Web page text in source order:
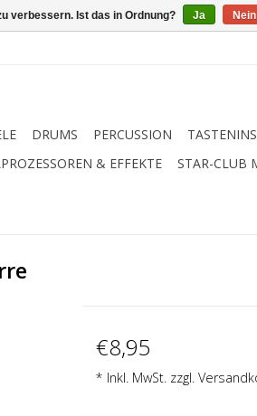
DRUMS PERCUSSION
& EFFEKTE STAR-CLUB
€8,95
* Inkl. MwSt. zzgl.
verbessern. Ist das in Ordnung? Ja Nein